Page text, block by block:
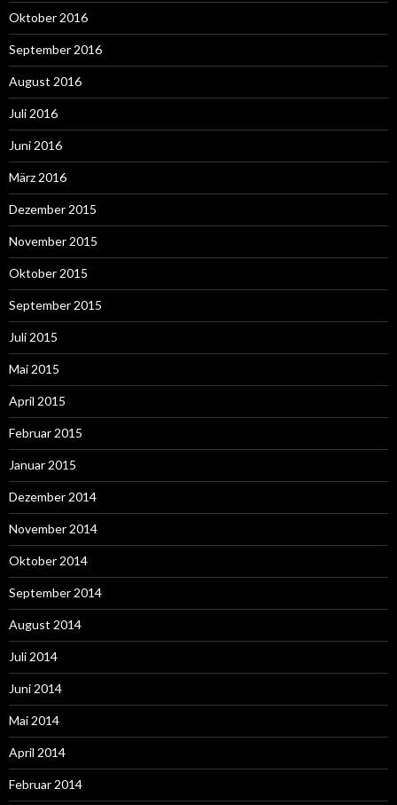
Oktober 2016
September 2016
August 2016
Juli 2016
Juni 2016
März 2016
Dezember 2015
November 2015
Oktober 2015
September 2015
Juli 2015
Mai 2015
April 2015
Februar 2015
Januar 2015
Dezember 2014
November 2014
Oktober 2014
September 2014
August 2014
Juli 2014
Juni 2014
Mai 2014
April 2014
Februar 2014